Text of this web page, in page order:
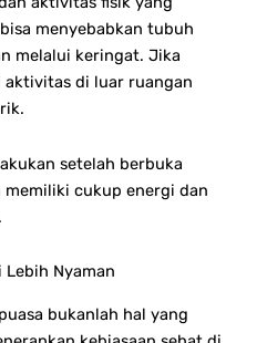
menyebabkan tubuh
melalui keringat. Jika
di luar ruangan
setelah berbuka
cukup energi dan
Lebih Nyaman
bukanlah hal yang